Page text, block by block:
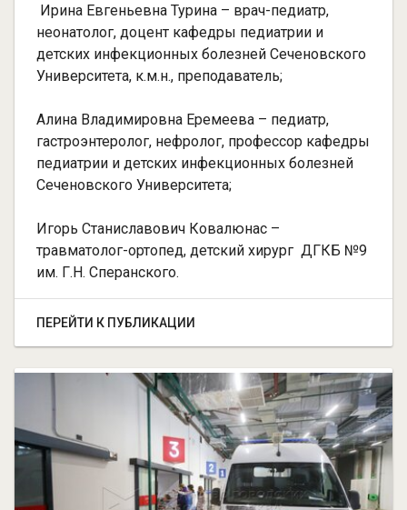
Ирина Евгеньевна Турина – врач-педиатр,
неонатолог, доцент кафедры педиатрии и
детских инфекционных болезней Сеченовского
Университета, к.м.н., преподаватель;
Алина Владимировна Еремеева – педиатр,
гастроэнтеролог, нефролог, профессор кафедры
педиатрии и детских инфекционных болезней
Сеченовского Университета;
Игорь Станиславович Ковалюнас –
травматолог-ортопед, детский хирург ДГКБ №9
им. Г.Н. Сперанского.
ПЕРЕЙТИ К ПУБЛИКАЦИИ